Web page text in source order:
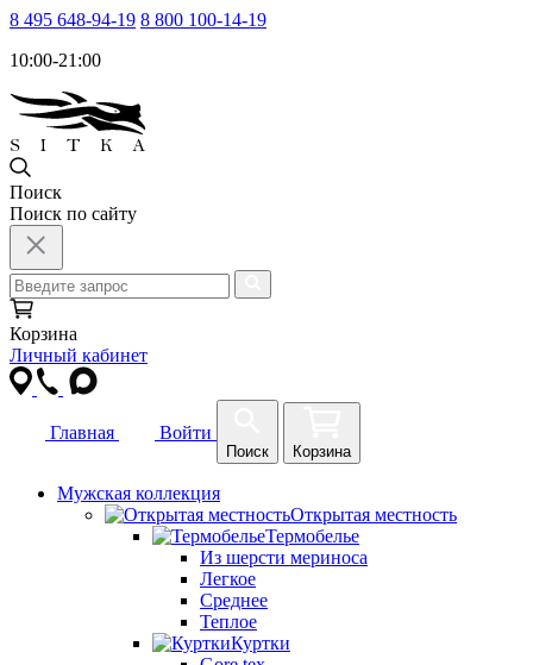
8 495 648-94-19 8 800 100-14-19
10:00-21:00
Поиск
Поиск по сайту
Корзина
Личный кабинет
Главная Войти
Поиск Корзина
Мужская коллекция
Открытая местность
Термобелье
Из шерсти мериноса
Легкое
Среднее
Теплое
Куртки